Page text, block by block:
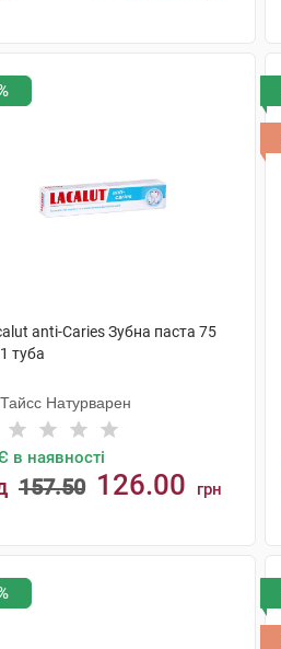
anti-Caries Зубна паста 75
туба
Натурварен
в наявності
157.50 126.00 грн